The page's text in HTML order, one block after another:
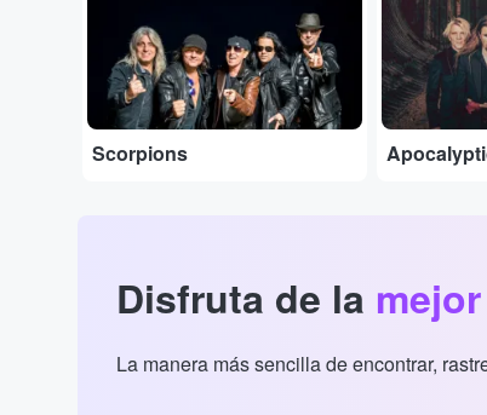
Scorpions
Disfruta de la
La manera más sencilla de encontrar,